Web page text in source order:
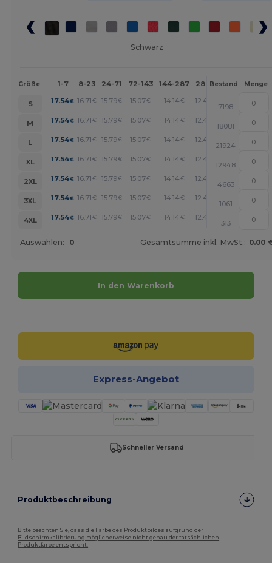
Schwarz
Größe 1-7 8-23 24-71 72-143 144-287 288 + Mehr
Bestand Menge
S 17.54€ 16.71€ 15.79€ 15.07€ 14.14€ 12.48 +
7198
M
17.54€ 16.71€ 15.79€ 15.07€ 14.14€ 12.48 +
18081
L
17.54€ 16.71€ 15.79€ 15.07€ 14.14€ 12.48 +
21924
XL
17.54€ 16.71€ 15.79€ 15.07€ 14.14€ 12.48 +
12948
2XL
17.54€ 16.71€ 15.79€ 15.07€ 14.14€ 12.48 +
4663
3XL
17.54€ 16.71€ 15.79€ 15.07€ 14.14€ 12.48 +
1061
4XL
17.54€ 16.71€ 15.79€ 15.07€ 14.14€ 12.48 +
313
Auswahlen: 0 Gesamtsumme inkl. MwSt.: 0.00
In den Warenkorb
Express-Angebot
Schneller Versand
Produktbeschreibung
Bitte beachten Sie, dass die Farbe des Produktbildes aufgrund der
Bildschirmkalibrierung möglicherweise nicht genau der tatsächlichen
Produktfarbe entspricht.